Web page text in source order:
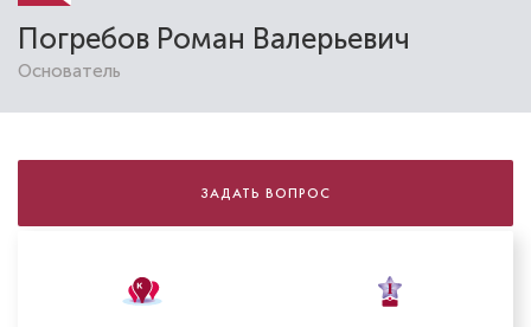
Погребов Роман Валерьевич
Основатель
ЗАДАТЬ ВОПРОС